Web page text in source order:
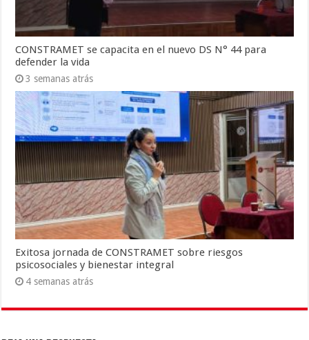
CONSTRAMET se capacita en el nuevo DS N° 44 para
defender la vida
3 semanas atrás
Exitosa jornada de CONSTRAMET sobre riesgos
psicosociales y bienestar integral
4 semanas atrás